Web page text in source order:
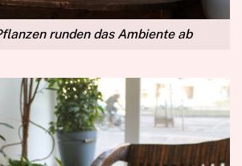
runden das Ambiente ab